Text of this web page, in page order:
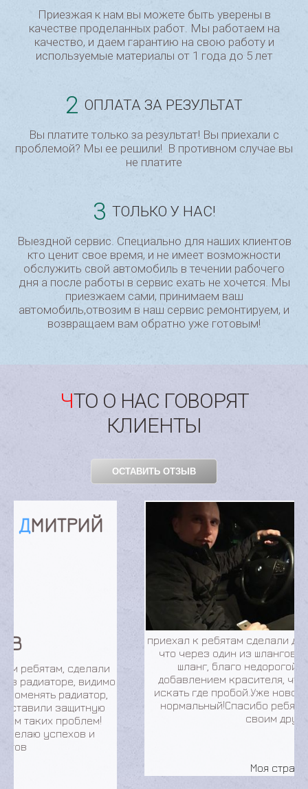
Приезжая к нам вы можете быть уверены в
качестве проделанных работ. Мы работаем на
качество, и даем гарантию на свою работу и
используемые материалы от 1 года до 5 лет
2 ОПЛАТА ЗА РЕЗУЛЬТАТ
Вы платите только за результат! Вы приехали с
проблемой? Мы ее решили! В противном случае вы
не платите
3 ТОЛЬКО У НАС!
Выездной сервис. Специально для наших клиентов
кто ценит свое время, и не имеет возможности
обслужить свой автомобиль в течении рабочего
дня а после работы в сервис ехать не хочется. Мы
приезжаем сами, принимаем ваш
автомобиль,отвозим в наш сервис ремонтируем, и
возвращаем вам обратно уже готовым!
ЧТО О НАС ГОВОРЯТ
КЛИЕНТЫ
ОСТАВИТЬ ОТЗЫВ
АЛЕКСЕЙ
СУЧКОВ
Перестал
включаться
кондиционер, вроде
включится и сразу
же отключается.
приехал к ребятам сделали диагностику, выяснилось
что через один из шлангов пропускает.Поменяли
шланг, благо недорогой. Перезаправили с
добавлением красителя, чтобы легко было потом
искать где пробой.Уже новое вот лето скоро полет
нормальный!Спасибо ребятам, рекомендую всем
Моя страница